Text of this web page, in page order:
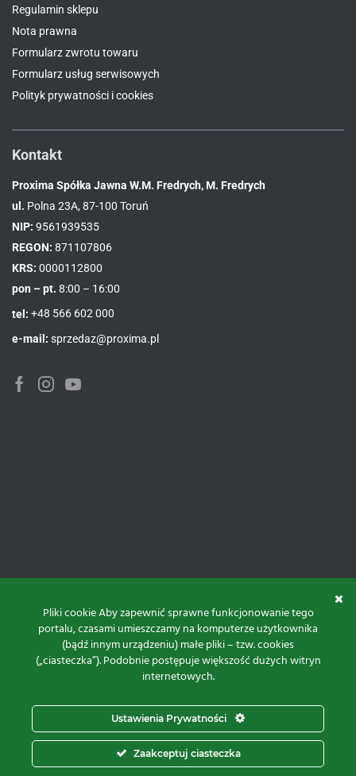
Regulamin sklepu
Nota prawna
Formularz zwrotu towaru
Formularz usług serwisowych
Polityk prywatności i cookies
Kontakt
Proxima Spółka Jawna W.M. Fredrych, M. Fredrych
ul. Polna 23A, 87-100 Toruń
NIP: 9561939535
REGON: 871107806
KRS: 0000112800
pon – pt. 8:00 – 16:00
tel: +48 566 602 000
e-mail: sprzedaz@proxima.pl
Projekt i realizacja:
© 2026 Proxima Electronics
Pliki cookie Aby zapewnić sprawne funkcjonowanie tego
portalu, czasami umieszczamy na komputerze użytkownika
(bądź innym urządzeniu) małe pliki – tzw. cookies
(„ciasteczka”). Podobnie postępuje większość dużych witryn
internetowych.
Zaakceptuj ciasteczka
Ustawienia Prywatności